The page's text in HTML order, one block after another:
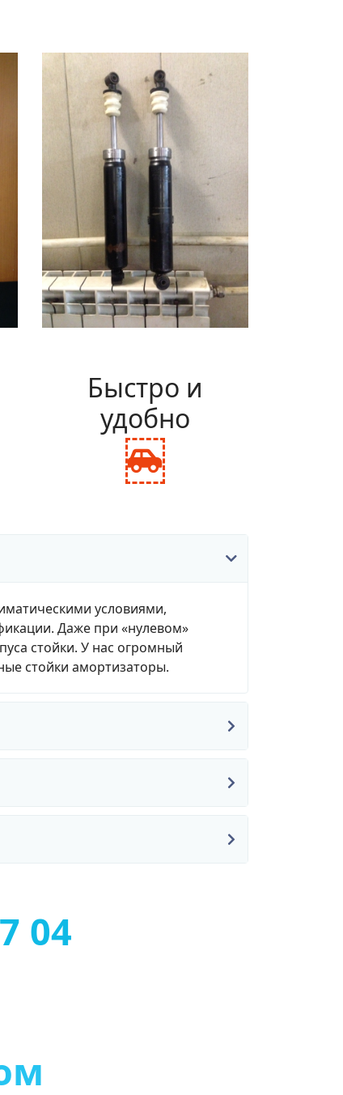
Быстро и
удобно
fas
условиями,
Даже при «нулевом»
стойки. У нас огромный
стойки амортизаторы.
04
м